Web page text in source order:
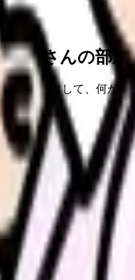
ゴさんの部屋
を吐き出して、何が
不要
件を整理して、求人を
じたら、求人票の条